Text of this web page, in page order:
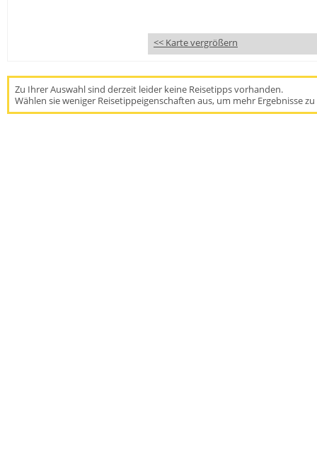
<< Karte vergrößern
Zu Ihrer Auswahl sind derzeit leider keine Reisetipps vorhanden.
Wählen sie weniger Reisetippeigenschaften aus, um mehr Ergebnisse